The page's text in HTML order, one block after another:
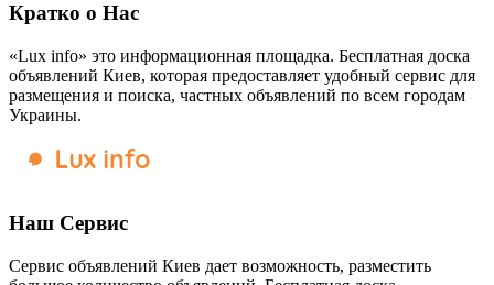
Кратко о Нас
«Lux info» это информационная площадка. Бесплатная доска
объявлений Киев, которая предоставляет удобный сервис для
размещения и поиска, частных объявлений по всем городам
Украины.
Наш Сервис
Сервис объявлений Киев дает возможность, разместить